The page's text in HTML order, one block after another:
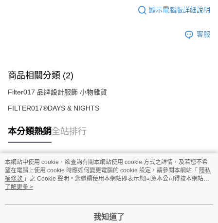
顯示電腦版詳細說明
客服
商品相關分類 (2)
Filter017 品牌設計服飾 小物雜貨
FILTER017®DAYS & NIGHTS
本分類熱銷全站排行
熱門標籤
本網站中使用 cookie，欲查詢有關本網站使用 cookie 方式之詳情，及若您不希
望在電腦上使用 cookie 時應如何變更電腦的 cookie 設定，請參閱本網站「 隱私
權條款 」之 Cookie 聲明。您繼續使用本網站即表示您同意本公司得按本網站使
用條款之 Cookie 聲明使用 cookie。
了解更多 >
我知道了